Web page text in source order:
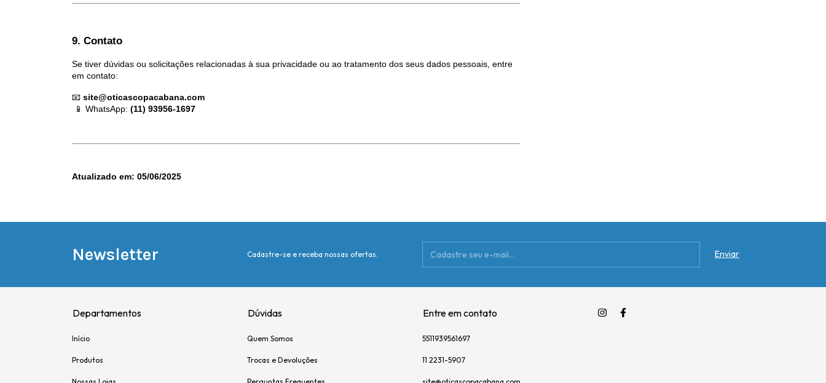
9. Contato
Se tiver dúvidas ou solicitações relacionadas à sua privacidade ou ao tratamento dos seus dados pessoais, entre
em contato:
📧 site@oticascopacabana.com
📱 WhatsApp: (11) 93956-1697
Atualizado em: 05/06/2025
Newsletter Cadastre-se e receba nossas ofertas.
Departamentos
Início
Produtos
Dúvidas
Quem Somos
Trocas e Devoluções
Entre em contato
5511939561697
11 2231-5907